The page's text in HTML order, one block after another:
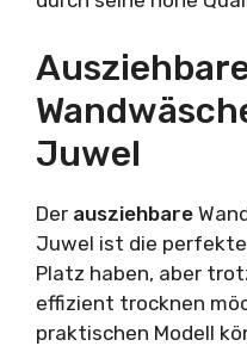
Juwel
Der ausziehbare
Juwel ist die
Platz haben, aber
effizient trocknen
praktischen Modell